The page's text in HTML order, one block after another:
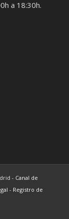
a 18:30h.
- Canal de
- Registro de